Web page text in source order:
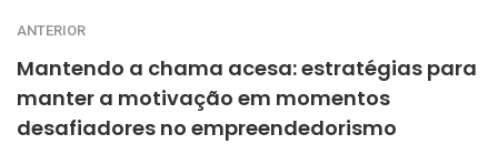
ANTERIOR
Mantendo a chama acesa: estratégias para
manter a motivação em momentos
desafiadores no empreendedorismo